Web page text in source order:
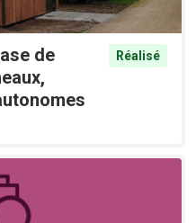
de
Réalisé